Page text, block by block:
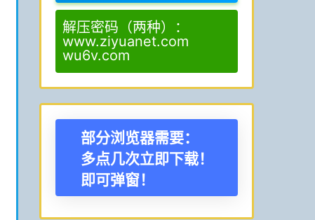
解压密码（两种）：
www.ziyuanet.com
wu6v.com
部分浏览器需要：
多点几次立即下载！
即可弹窗！